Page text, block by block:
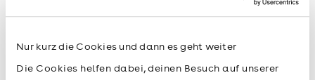
Nur kurz die Cookies und dann es geht weiter
Die Cookies helfen dabei, deinen Besuch auf unserer